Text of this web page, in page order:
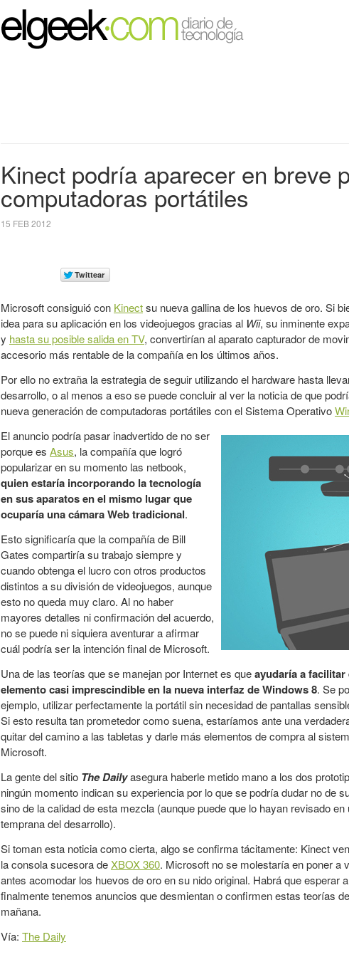
Kinect podría aparecer en breve
computadoras portátiles
15 FEB 2012
Microsoft consiguió con Kinectsu nueva gallina de los huevos de oro. Si
idea para su aplicación en los videojuegos gracias al Wii, su inminente
y hasta su posible salida en TV, convertirían al aparato capturador de
accesorio más rentable de la compañía en los últimos años.
Por ello no extraña la estrategia de seguir utilizando el hardware hasta
desarrollo, o al menos a eso se puede concluir al ver la noticia de que
nueva generación de computadoras portátiles con el Sistema Operativo
El anuncio podría pasar inadvertido de no ser
porque es Asus, la compañía que logró
popularizar en su momento las netbook,
quien estaría incorporando la tecnología
en sus aparatos en el mismo lugar que
ocuparía una cámara Web tradicional.
Esto significaría que la compañía de Bill
Gates compartiría su trabajo siempre y
cuando obtenga el lucro con otros productos
distintos a su división de videojuegos, aunque
esto no queda muy claro. Al no haber
mayores detalles ni confirmación del acuerdo,
no se puede ni siquiera aventurar a afirmar
cuál podría ser la intención final de Microsoft.
Una de las teorías que se manejan por Internet es queayudaría a
elemento casi imprescindible en la nueva interfaz de Windows 8. Se
ejemplo, utilizar perfectamente la portátil sin necesidad de pantallas
Si esto resulta tan prometedor como suena, estaríamos ante una
quitar del camino a las tabletas y darle más elementos de compra al
Microsoft.
La gente del sitio The Dailyasegura haberle metido mano a los dos
ningún momento indican su experiencia por lo que se podría dudar no de
sino de la calidad de esta mezcla (aunque puede que lo hayan revisado
temprana del desarrollo).
Si toman esta noticia como cierta, algo se confirma tácitamente: Kinect
la consola sucesora deXBOX 360. Microsoft no se molestaría en poner a
antes acomodar los huevos de oro en su nido original. Habrá que esperar
finalmente tenemos anuncios que desmientan o confirmen estas teorías
mañana.
Vía: The Daily